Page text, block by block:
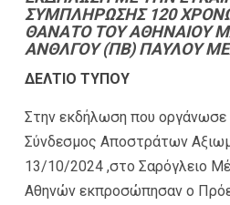
ΣΥΜΠΛΗΡΩΣΗΣ 120
ΘΑΝΑΤΟ ΤΟΥ ΑΘΗΝΑΙΟΥ
ΑΝΘΛΓΟΥ (ΠΒ) ΠΑΥΛΟΥ
ΔΕΛΤΙΟ ΤΥΠΟΥ
Στην εκδήλωση που οργάνωσε
Σύνδεσμος Αποστράτων
13/10/2024 ,στο Σαρόγλειο
Αθηνών εκπροσώπησαν ο